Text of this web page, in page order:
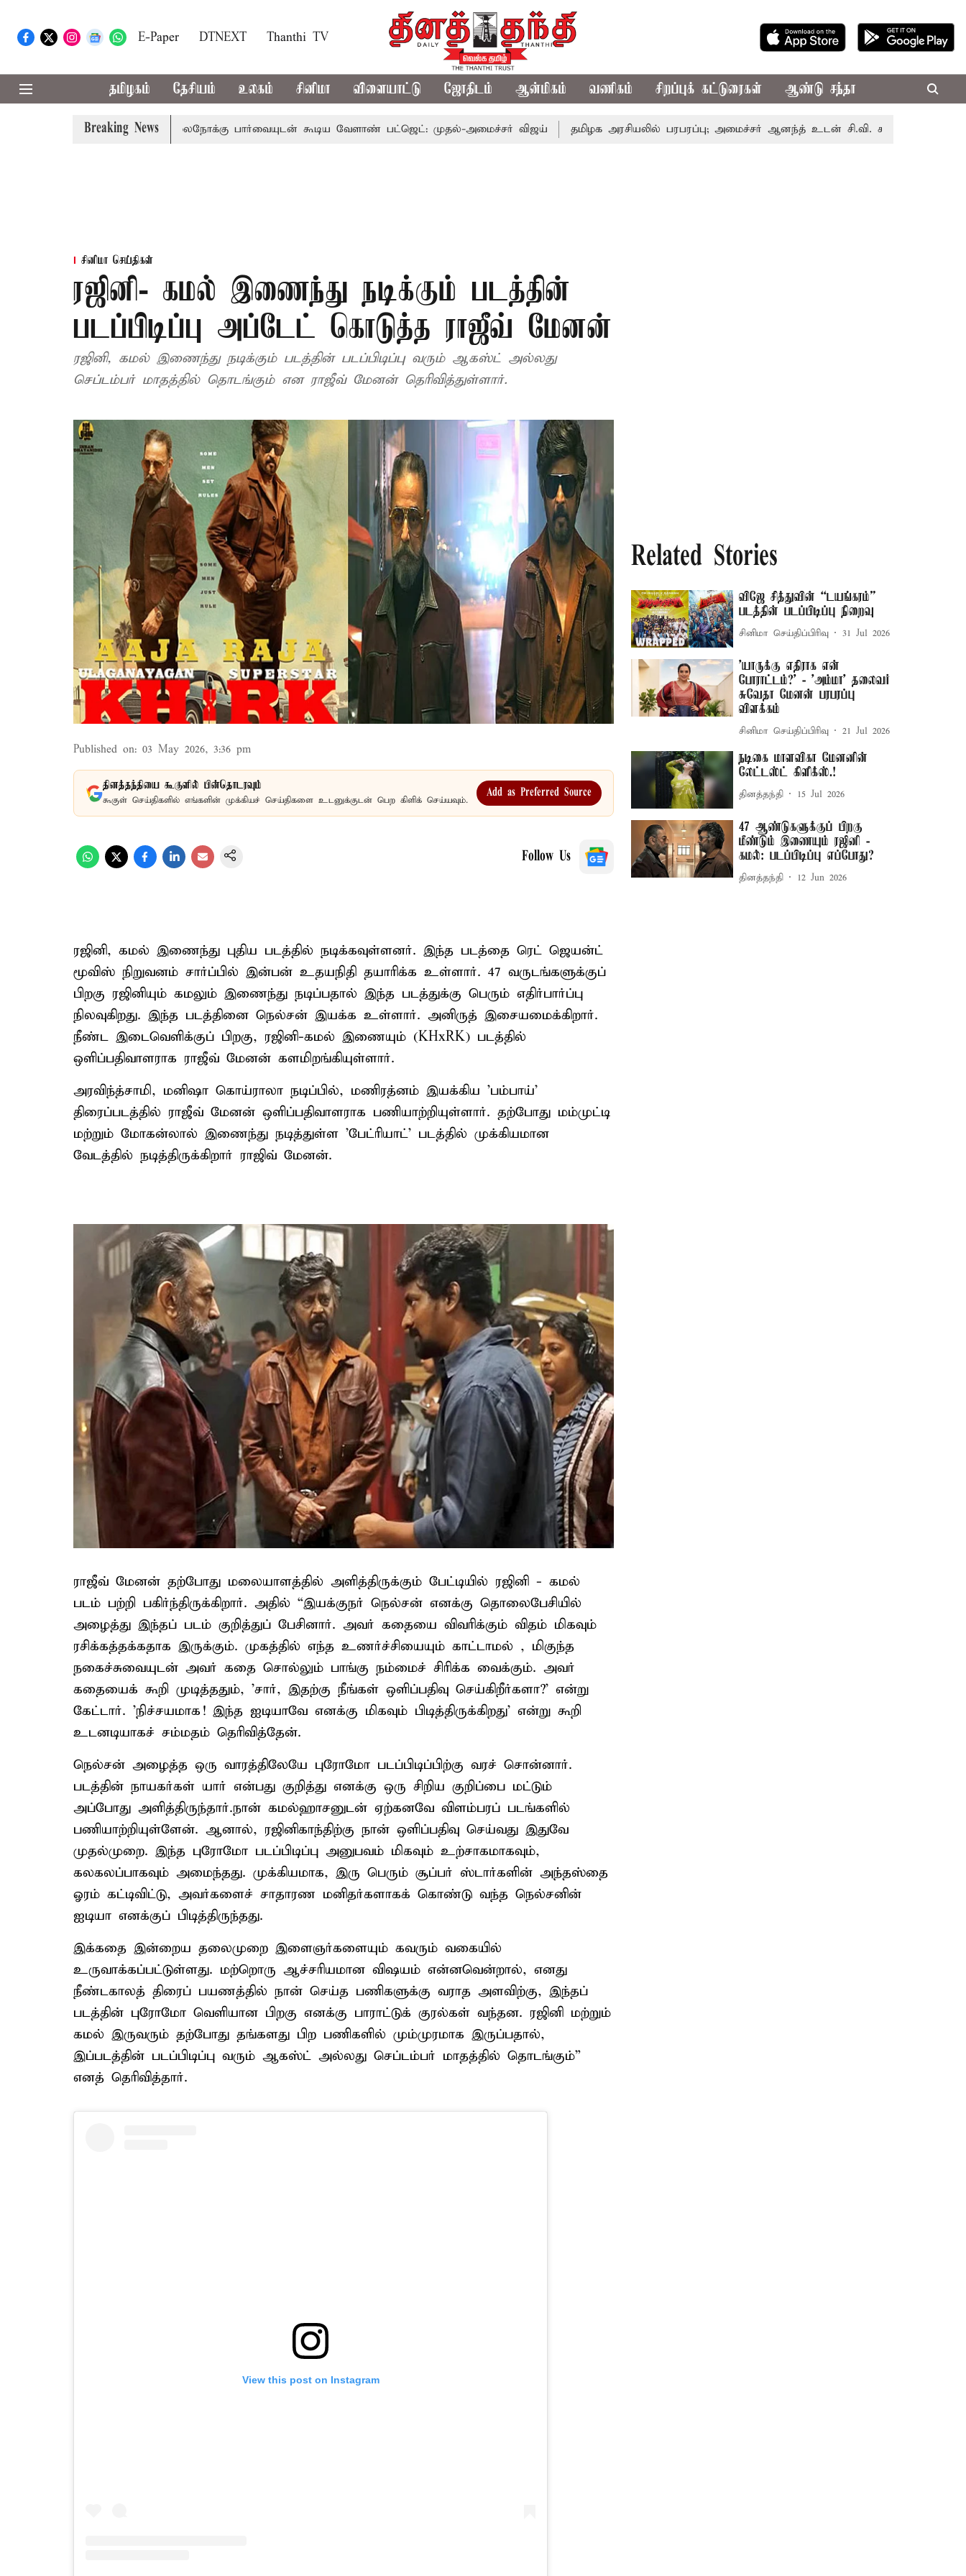
E-Paper DTNEXT Thanthi TV
தமிழகம் தேசியம் உலகம் சினிமா விளையாட்டு ஜோதிடம் ஆன்மிகம் வணிகம் சிறப்புக் கட்டுரைகள் ஆண்டு சந்தா
Breaking News
தொலைநோக்கு பார்வையுடன் கூடிய வேளாண் பட்ஜெட்: முதல்-அமைச்சர் விஜய் தமிழக அரசியலில் பரபரப்பு; அமைச்சர் ஆனந்த் உடன் சி.வி. சண்முகம், வேலுமணி
சினிமா செய்திகள்
ரஜினி- கமல் இணைந்து நடிக்கும் படத்தின்
படப்பிடிப்பு அப்டேட் கொடுத்த ராஜீவ் மேனன்
ரஜினி, கமல் இணைந்து நடிக்கும் படத்தின் படப்பிடிப்பு வரும் ஆகஸ்ட் அல்லது
செப்டம்பர் மாதத்தில் தொடங்கும் என ராஜீவ் மேனன் தெரிவித்துள்ளார்.
Published on: 03 May 2026, 3:36 pm
தினத்தந்தியை கூகுளில் பின்தொடரவும்
கூகுள் செய்திகளில் எங்களின் முக்கியச் செய்திகளை உடனுக்குடன் பெற கிளிக் செய்யவும்.
Add as Preferred Source
Follow Us
ரஜினி, கமல் இணைந்து புதிய படத்தில் நடிக்கவுள்ளனர். இந்த படத்தை ரெட் ஜெயன்ட்
மூவிஸ் நிறுவனம் சார்ப்பில் இன்பன் உதயநிதி தயாரிக்க உள்ளார். 47 வருடங்களுக்குப்
பிறகு ரஜினியும் கமலும் இணைந்து நடிப்பதால் இந்த படத்துக்கு பெரும் எதிர்பார்ப்பு
நிலவுகிறது. இந்த படத்தினை நெல்சன் இயக்க உள்ளார். அனிருத் இசையமைக்கிறார்.
நீண்ட இடைவெளிக்குப் பிறகு, ரஜினி-கமல் இணையும் (KHxRK) படத்தில்
ஒளிப்பதிவாளராக ராஜீவ் மேனன் களமிறங்கியுள்ளார்.
அரவிந்த்சாமி, மனிஷா கொய்ராலா நடிப்பில், மணிரத்னம் இயக்கிய 'பம்பாய்'
திரைப்படத்தில் ராஜீவ் மேனன் ஒளிப்பதிவாளராக பணியாற்றியுள்ளார். தற்போது மம்முட்டி
மற்றும் மோகன்லால் இணைந்து நடித்துள்ள 'பேட்ரியாட்' படத்தில் முக்கியமான
வேடத்தில் நடித்திருக்கிறார் ராஜிவ் மேனன்.
ராஜீவ் மேனன் தற்போது மலையாளத்தில் அளித்திருக்கும் பேட்டியில் ரஜினி - கமல்
படம் பற்றி பகிர்ந்திருக்கிறார். அதில் “இயக்குநர் நெல்சன் எனக்கு தொலைபேசியில்
அழைத்து இந்தப் படம் குறித்துப் பேசினார். அவர் கதையை விவரிக்கும் விதம் மிகவும்
ரசிக்கத்தக்கதாக இருக்கும். முகத்தில் எந்த உணர்ச்சியையும் காட்டாமல் , மிகுந்த
நகைச்சுவையுடன் அவர் கதை சொல்லும் பாங்கு நம்மைச் சிரிக்க வைக்கும். அவர்
கதையைக் கூறி முடித்ததும், 'சார், இதற்கு நீங்கள் ஒளிப்பதிவு செய்கிறீர்களா?' என்று
கேட்டார். 'நிச்சயமாக! இந்த ஐடியாவே எனக்கு மிகவும் பிடித்திருக்கிறது' என்று கூறி
உடனடியாகச் சம்மதம் தெரிவித்தேன்.
நெல்சன் அழைத்த ஒரு வாரத்திலேயே புரோமோ படப்பிடிப்பிற்கு வரச் சொன்னார்.
படத்தின் நாயகர்கள் யார் என்பது குறித்து எனக்கு ஒரு சிறிய குறிப்பை மட்டும்
அப்போது அளித்திருந்தார்.நான் கமல்ஹாசனுடன் ஏற்கனவே விளம்பரப் படங்களில்
பணியாற்றியுள்ளேன். ஆனால், ரஜினிகாந்திற்கு நான் ஒளிப்பதிவு செய்வது இதுவே
முதல்முறை. இந்த புரோமோ படப்பிடிப்பு அனுபவம் மிகவும் உற்சாகமாகவும்,
கலகலப்பாகவும் அமைந்தது. முக்கியமாக, இரு பெரும் சூப்பர் ஸ்டார்களின் அந்தஸ்தை
ஓரம் கட்டிவிட்டு, அவர்களைச் சாதாரண மனிதர்களாகக் கொண்டு வந்த நெல்சனின்
ஐடியா எனக்குப் பிடித்திருந்தது.
இக்கதை இன்றைய தலைமுறை இளைஞர்களையும் கவரும் வகையில்
உருவாக்கப்பட்டுள்ளது. மற்றொரு ஆச்சரியமான விஷயம் என்னவென்றால், எனது
நீண்டகாலத் திரைப் பயணத்தில் நான் செய்த பணிகளுக்கு வராத அளவிற்கு, இந்தப்
படத்தின் புரோமோ வெளியான பிறகு எனக்கு பாராட்டுக் குரல்கள் வந்தன. ரஜினி மற்றும்
கமல் இருவரும் தற்போது தங்களது பிற பணிகளில் மும்முரமாக இருப்பதால்,
இப்படத்தின் படப்பிடிப்பு வரும் ஆகஸ்ட் அல்லது செப்டம்பர் மாதத்தில் தொடங்கும்”
எனத் தெரிவித்தார்.
View this post on Instagram
Related Stories
விஜே சித்துவின் “டயங்கரம்”
படத்தின் படப்பிடிப்பு நிறைவு
சினிமா செய்திப்பிரிவு 31 Jul 2026
'யாருக்கு எதிராக என்
போராட்டம்?' - 'அம்மா' தலைவர்
சுவேதா மேனன் பரபரப்பு
விளக்கம்
சினிமா செய்திப்பிரிவு 21 Jul 2026
நடிகை மாளவிகா மேனனின்
லேட்டஸ்ட் கிளிக்ஸ்.!
தினத்தந்தி 15 Jul 2026
47 ஆண்டுகளுக்குப் பிறகு
மீண்டும் இணையும் ரஜினி -
கமல்: படப்பிடிப்பு எப்போது?
தினத்தந்தி 12 Jun 2026